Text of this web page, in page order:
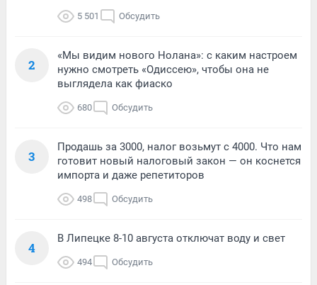
5 501 Обсудить
2
«Мы видим нового Нолана»: с каким настроем
нужно смотреть «Одиссею», чтобы она не
выглядела как фиаско
680 Обсудить
3
Продашь за 3000, налог возьмут с 4000. Что нам
готовит новый налоговый закон — он коснется
импорта и даже репетиторов
498 Обсудить
4
В Липецке 8-10 августа отключат воду и свет
494 Обсудить